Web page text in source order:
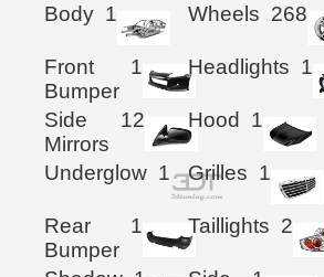
Body 1 Wheels 268
Front
Bumper
1 Headlights 1
Side
Mirrors
12 Hood 1
Underglow 1 Grilles 1
Rear
Bumper
1 Taillights 2